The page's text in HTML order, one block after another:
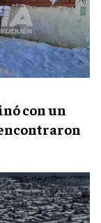
con un